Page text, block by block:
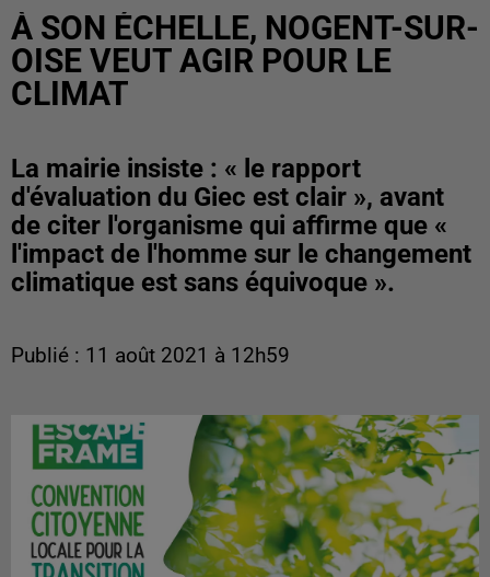
À SON ÉCHELLE, NOGENT-SUR-
OISE VEUT AGIR POUR LE
CLIMAT
La mairie insiste : « le rapport
d'évaluation du Giec est clair », avant
de citer l'organisme qui affirme que «
l'impact de l'homme sur le changement
climatique est sans équivoque ».
Publié : 11 août 2021 à 12h59